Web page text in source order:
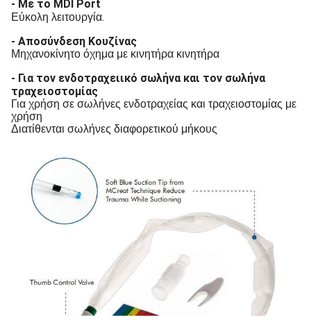
- Με το MDI Port
Εύκολη λειτουργία.
- Αποσύνδεση Κουζίνας
Μηχανοκίνητο όχημα με κινητήρα κινητήρα
- Για τον ενδοτραχειικό σωλήνα και τον σωλήνα
τραχειοστομίας
Για χρήση σε σωλήνες ενδοτραχείας και τραχειοστομίας με
χρήση
Διατίθενται σωλήνες διαφορετικού μήκους